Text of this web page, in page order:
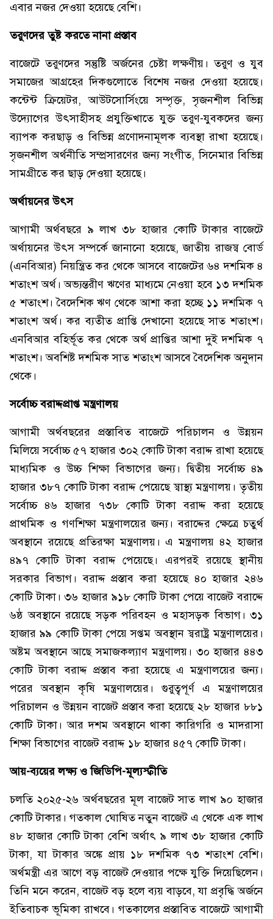
এবার নজর দেওয়া হয়েছে বেশি।
তরুণদের তুষ্ট করতে নানা প্রস্তাব
বাজেটে তরুণদের সন্তুষ্টি অর্জনের চেষ্টা লক্ষণীয়। তরুণ ও যুব
সমাজের আগ্রহের দিকগুলোতে বিশেষ নজর দেওয়া হয়েছে।
কন্টেন্ট ক্রিয়েটর, আউটসোর্সিংয়ে সম্পৃক্ত, সৃজনশীল বিভিন্ন
উদ্যোগের উৎসাহীসহ প্রযুক্তিখাতে যুক্ত তরুণ-যুবকদের জন্য
ব্যাপক করছাড় ও বিভিন্ন প্রণোদনামূলক ব্যবস্থা রাখা হয়েছে।
সৃজনশীল অর্থনীতি সম্প্রসারণের জন্য সংগীত, সিনেমার বিভিন্ন
সামগ্রীতে কর ছাড় দেওয়া হয়েছে।
অর্থায়নের উৎস
আগামী অর্থবছরে ৯ লাখ ৩৮ হাজার কোটি টাকার বাজেটে
অর্থায়নের উৎস সম্পর্কে জানানো হয়েছে, জাতীয় রাজস্ব বোর্ড
(এনবিআর) নিয়ন্ত্রিত কর থেকে আসবে বাজেটের ৬৪ দশমিক ৪
শতাংশ অর্থ। অভ্যন্তরীণ ঋণের মাধ্যমে নেওয়া হবে ১৩ দশমিক
৫ শতাংশ। বৈদেশিক ঋণ থেকে আশা করা হচ্ছে ১১ দশমিক ৭
শতাংশ অর্থ। কর ব্যতীত প্রাপ্তি দেখানো হয়েছে সাত শতাংশ।
এনবিআর বহির্ভূত কর থেকে অর্থ প্রাপ্তির আশা দুই দশমিক ৭
শতাংশ। অবশিষ্ট দশমিক সাত শতাংশ আসবে বৈদেশিক অনুদান
থেকে।
সর্বোচ্চ বরাদ্দপ্রাপ্ত মন্ত্রণালয়
আগামী অর্থবছরের প্রস্তাবিত বাজেটে পরিচালন ও উন্নয়ন
মিলিয়ে সর্বোচ্চ ৫৭ হাজার ৩০২ কোটি টাকা বরাদ্দ রাখা হয়েছে
মাধ্যমিক ও উচ্চ শিক্ষা বিভাগের জন্য। দ্বিতীয় সর্বোচ্চ ৪৯
হাজার ৩৮৭ কোটি টাকা বরাদ্দ পেয়েছে স্বাস্থ্য মন্ত্রণালয়। তৃতীয়
সর্বোচ্চ ৪৬ হাজার ৭৩৮ কোটি টাকা বরাদ্দ করা হয়েছে
প্রাথমিক ও গণশিক্ষা মন্ত্রণালয়ের জন্য। বরাদ্দের ক্ষেত্রে চতুর্থ
অবস্থানে রয়েছে প্রতিরক্ষা মন্ত্রণালয়। এ মন্ত্রণালয় ৪২ হাজার
৪৯৭ কোটি টাকা বরাদ্দ পেয়েছে। এরপরই রয়েছে স্থানীয়
সরকার বিভাগ। বরাদ্দ প্রস্তাব করা হয়েছে ৪০ হাজার ২৪৬
কোটি টাকা। ৩৬ হাজার ৯১৮ কোটি টাকা পেয়ে বাজেট বরাদ্দে
৬ষ্ঠ অবস্থানে রয়েছে সড়ক পরিবহন ও মহাসড়ক বিভাগ। ৩১
হাজার ৯৯ কোটি টাকা পেয়ে সপ্তম অবস্থান স্বরাষ্ট্র মন্ত্রণালয়ের।
অষ্টম অবস্থানে আছে সমাজকল্যাণ মন্ত্রণালয়। ৩০ হাজার ৪৪৩
কোটি টাকা বরাদ্দ প্রস্তাব করা হয়েছে এ মন্ত্রণালয়ের জন্য।
পরের অবস্থান কৃষি মন্ত্রণালয়ের। গুরুত্বপূর্ণ এ মন্ত্রণালয়ের
পরিচালন ও উন্নয়ন বাজেট প্রস্তাব করা হয়েছে ২৮ হাজার ৮৮১
কোটি টাকা। আর দশম অবস্থানে থাকা কারিগরি ও মাদরাসা
শিক্ষা বিভাগের বাজেট বরাদ্দ ১৮ হাজার ৪৫৭ কোটি টাকা।
আয়-ব্যয়ের লক্ষ্য ও জিডিপি-মূল্যস্ফীতি
চলতি ২০২৫-২৬ অর্থবছরের মূল বাজেট সাত লাখ ৯০ হাজার
কোটি টাকার। গতকাল ঘোষিত নতুন বাজেট এ থেকে এক লাখ
৪৮ হাজার কোটি টাকা বেশি অর্থাৎ ৯ লাখ ৩৮ হাজার কোটি
টাকা, যা টাকার অঙ্কে প্রায় ১৮ দশমিক ৭৩ শতাংশ বেশি।
অর্থমন্ত্রী এর আগে বড় বাজেট দেওয়ার পক্ষে যুক্তি দিয়েছিলেন।
তিনি মনে করেন, বাজেট বড় হলে ব্যয় বাড়বে, যা প্রবৃদ্ধি অর্জনে
ইতিবাচক ভূমিকা রাখবে। গতকালের প্রস্তাবিত বাজেটে আগামী